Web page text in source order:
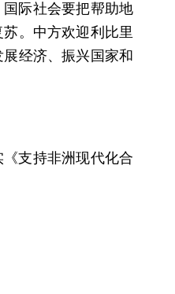
际社会要把帮助地
。中方欢迎利比里
经济、振兴国家和
支持非洲现代化合